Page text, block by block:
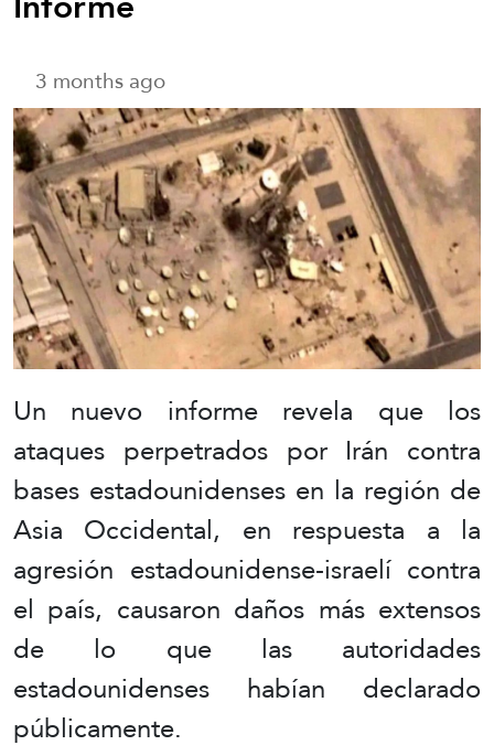
3 months ago
Un nuevo informe revela que los
ataques perpetrados por Irán contra
bases estadounidenses en la región de
Asia Occidental, en respuesta a la
agresión estadounidense-israelí contra
el país, causaron daños más extensos
de lo que las autoridades
estadounidenses habían declarado
públicamente.